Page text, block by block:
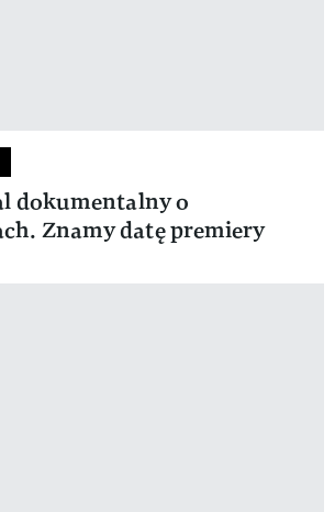
dokumentalny o
Znamy datę premiery